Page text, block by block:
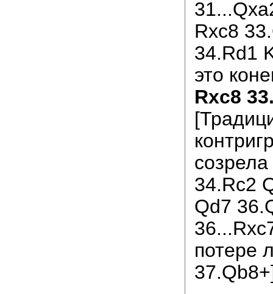
Rxc8
34.Rd1
это
Rxc8
34.Rc2
Qd7
потере